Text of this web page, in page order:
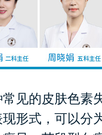
的皮肤色素
形式，可以分